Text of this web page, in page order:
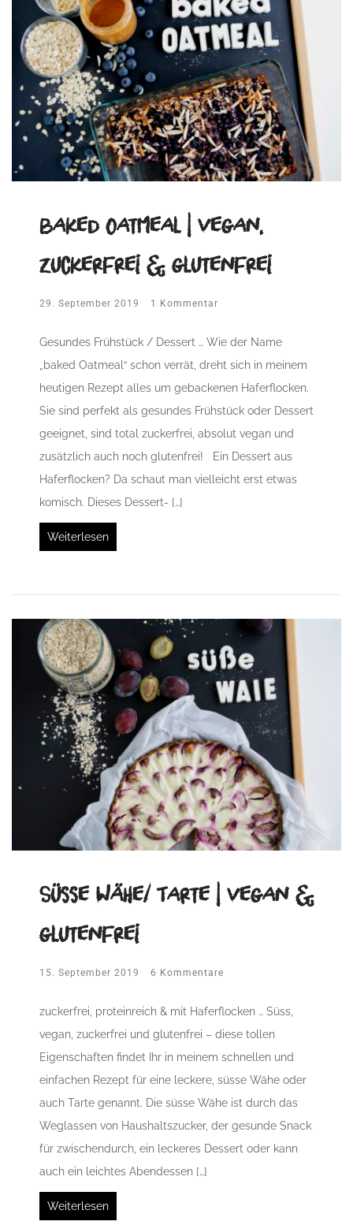
baked Oatmeal | vegan,
zuckerfrei & glutenfrei
29. September 2019 1 Kommentar
Gesundes Frühstück / Dessert … Wie der Name
„baked Oatmeal“ schon verrät, dreht sich in meinem
heutigen Rezept alles um gebackenen Haferflocken.
Sie sind perfekt als gesundes Frühstück oder Dessert
geeignet, sind total zuckerfrei, absolut vegan und
zusätzlich auch noch glutenfrei! Ein Dessert aus
Haferflocken? Da schaut man vielleicht erst etwas
komisch. Dieses Dessert- […]
Weiterlesen
Süsse Wähe/ Tarte | vegan &
glutenfrei
15. September 2019 6 Kommentare
zuckerfrei, proteinreich & mit Haferflocken … Süss,
vegan, zuckerfrei und glutenfrei – diese tollen
Eigenschaften findet Ihr in meinem schnellen und
einfachen Rezept für eine leckere, süsse Wähe oder
auch Tarte genannt. Die süsse Wähe ist durch das
Weglassen von Haushaltszucker, der gesunde Snack
für zwischendurch, ein leckeres Dessert oder kann
auch ein leichtes Abendessen […]
Weiterlesen